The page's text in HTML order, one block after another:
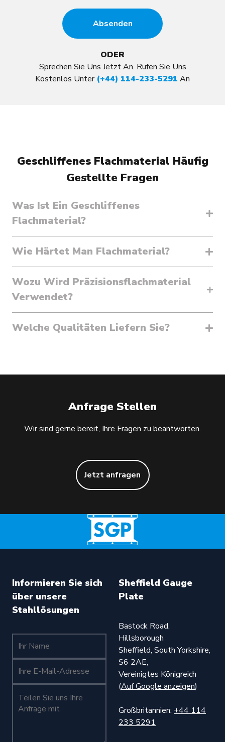
ODER
Sprechen Sie Uns Jetzt An. Rufen Sie Uns
Kostenlos Unter (+44) 114-233-5291 An
Geschliffenes Flachmaterial Häufig
Gestellte Fragen
Was Ist Ein Geschliffenes
Flachmaterial?
Wie Härtet Man Flachmaterial?
Wozu Wird Präzisionsflachmaterial
Verwendet?
Welche Qualitäten Liefern Sie?
Anfrage Stellen
Wir sind gerne bereit, Ihre Fragen zu beantworten.
Jetzt anfragen
Informieren Sie sich
über unsere
Stahllösungen
Teilen Sie uns Ihre Anfrage mit (Pflichtfeld)
Sheffield Gauge
Plate
Bastock Road,
Hillsborough
Sheffield, South Yorkshire,
S6 2AE,
Vereinigtes Königreich
(Auf Google anzeigen)
Großbritannien: +44 114
233 5291